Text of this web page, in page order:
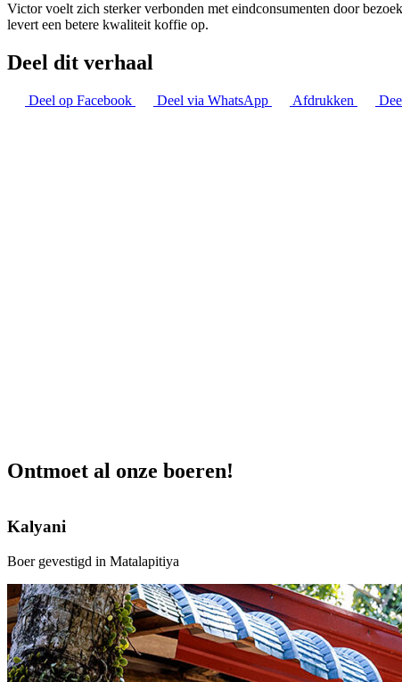
Victor voelt zich sterker verbonden met eindconsumenten door
levert een betere kwaliteit koffie op.
Deel dit verhaal
Deel op Facebook Deel via WhatsApp Afdrukken
Ontmoet al onze boeren!
Kalyani
Boer gevestigd in Matalapitiya